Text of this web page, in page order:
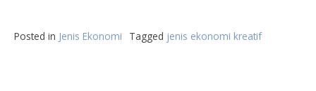
Posted in Jenis Ekonomi Tagged jenis ekonomi kreatif